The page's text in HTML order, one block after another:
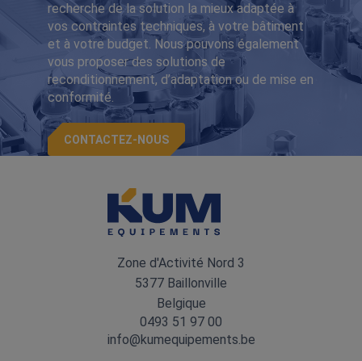
recherche de la solution la mieux adaptée à
vos contraintes techniques, à votre bâtiment
et à votre budget. Nous pouvons également
vous proposer des solutions de
reconditionnement, d’adaptation ou de mise en
conformité.
CONTACTEZ-NOUS
Zone d'Activité Nord 3
5377 Baillonville
Belgique
0493 51 97 00
info@kumequipements.be